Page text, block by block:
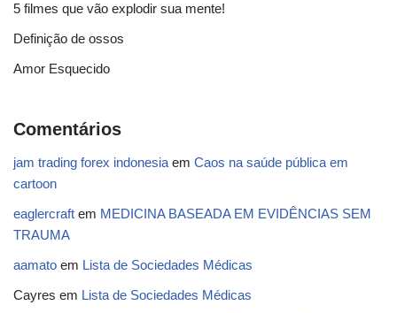
5 filmes que vão explodir sua mente!
Definição de ossos
Amor Esquecido
Comentários
jam trading forex indonesia em Caos na saúde pública em
cartoon
eaglercraft em MEDICINA BASEADA EM EVIDÊNCIAS SEM
TRAUMA
aamato em Lista de Sociedades Médicas
Cayres em Lista de Sociedades Médicas